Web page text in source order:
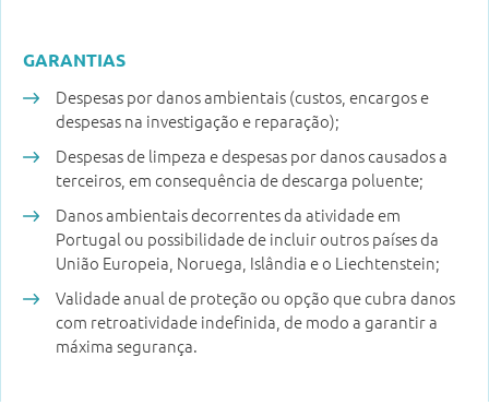
GARANTIAS
Despesas por danos ambientais (custos, encargos e
despesas na investigação e reparação);
Despesas de limpeza e despesas por danos causados a
terceiros, em consequência de descarga poluente;
Danos ambientais decorrentes da atividade em
Portugal ou possibilidade de incluir outros países da
União Europeia, Noruega, Islândia e o Liechtenstein;
Validade anual de proteção ou opção que cubra danos
com retroatividade indefinida, de modo a garantir a
máxima segurança.